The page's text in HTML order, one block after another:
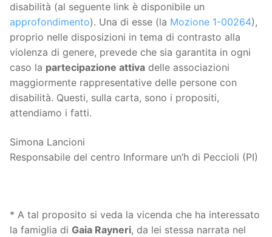
disabilità (al seguente link è disponibile un
approfondimento). Una di esse (la Mozione 1-00264),
proprio nelle disposizioni in tema di contrasto alla
violenza di genere, prevede che sia garantita in ogni
caso la partecipazione attiva delle associazioni
maggiormente rappresentative delle persone con
disabilità. Questi, sulla carta, sono i propositi,
attendiamo i fatti.
Simona Lancioni
Responsabile del centro Informare un’h di Peccioli (PI)
* A tal proposito si veda la vicenda che ha interessato
la famiglia di Gaia Rayneri, da lei stessa narrata nel